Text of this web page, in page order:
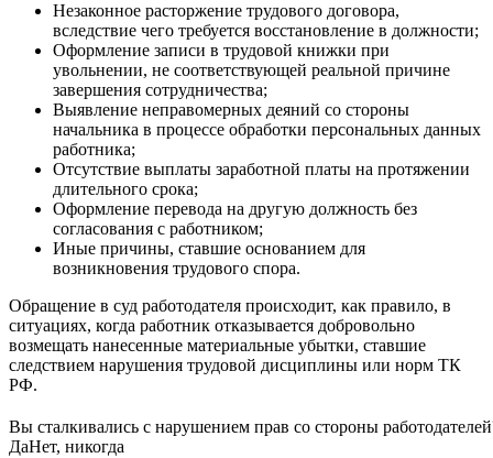
Незаконное расторжение трудового договора,
вследствие чего требуется восстановление в должности;
Оформление записи в трудовой книжки при
увольнении, не соответствующей реальной причине
завершения сотрудничества;
Выявление неправомерных деяний со стороны
начальника в процессе обработки персональных данных
работника;
Отсутствие выплаты заработной платы на протяжении
длительного срока;
Оформление перевода на другую должность без
согласования с работником;
Иные причины, ставшие основанием для
возникновения трудового спора.
Обращение в суд работодателя происходит, как правило, в
ситуациях, когда работник отказывается добровольно
возмещать нанесенные материальные убытки, ставшие
следствием нарушения трудовой дисциплины или норм ТК
РФ.
Вы сталкивались с нарушением прав со стороны
ДаНет, никогда